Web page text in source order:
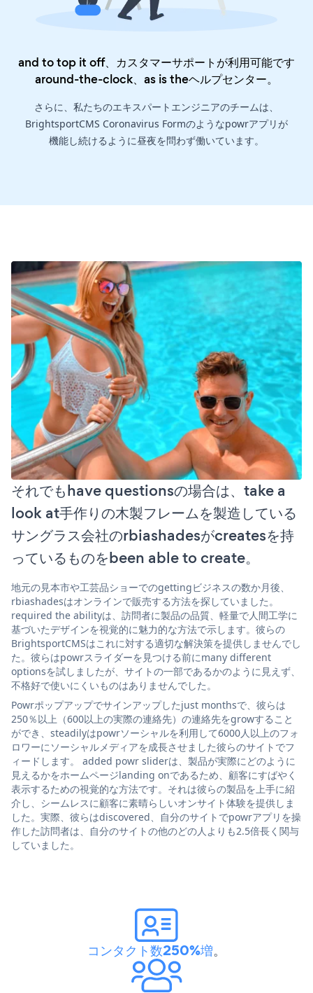
and to top it off、カスタマーサポートが利用可能です
around-the-clock、as is theヘルプセンター。
さらに、私たちのエキスパートエンジニアのチームは、
BrightsportCMS Coronavirus Formのようなpowrアプリが
機能し続けるように昼夜を問わず働いています。
それでもhave questionsの場合は、take a
look at手作りの木製フレームを製造している
サングラス会社のrbiashadesがcreatesを持
っているものをbeen able to create。
地元の見本市や工芸品ショーでのgettingビジネスの数か月後、
rbiashadesはオンラインで販売する方法を探していました。
required the abilityは、訪問者に製品の品質、軽量で人間工学に
基づいたデザインを視覚的に魅力的な方法で示します。彼らの
BrightsportCMSはこれに対する適切な解決策を提供しませんでし
た。彼らはpowrスライダーを見つける前にmany different
optionsを試しましたが、サイトの一部であるかのように見えず、
不格好で使いにくいものはありませんでした。
Powrポップアップでサインアップしたjust monthsで、彼らは
250％以上（600以上の実際の連絡先）の連絡先をgrowすること
ができ、steadilyはpowrソーシャルを利用して6000人以上のフォ
ロワーにソーシャルメディアを成長させました彼らのサイトでフ
ィードします。 added powr sliderは、製品が実際にどのように
見えるかをホームページlanding onであるため、顧客にすばやく
表示するための視覚的な方法です。それは彼らの製品を上手に紹
介し、シームレスに顧客に素晴らしいオンサイト体験を提供しま
した。実際、彼らはdiscovered、自分のサイトでpowrアプリを操
作した訪問者は、自分のサイトの他のどの人よりも2.5倍長く関与
していました。
コンタクト数250%増。